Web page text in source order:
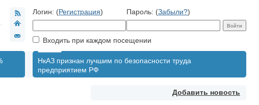
Логин: (Регистрация) Пароль: (Забыли?)
Входить при каждом посещении
НкАЗ признан лучшим по безопасности труда
предприятием РФ
Добавить новость